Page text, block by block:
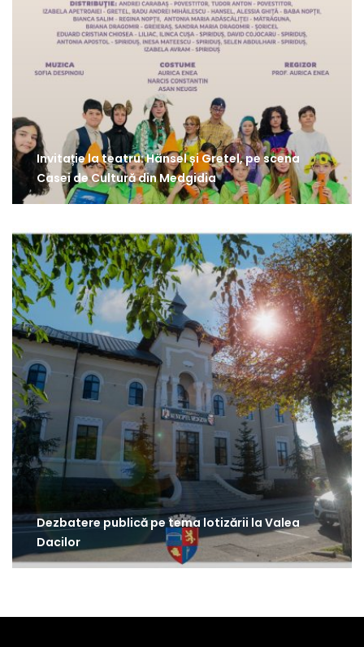
Invitație la teatru: Hänsel și Gretel, pe scena
Casei de Cultură din Medgidia
Dezbatere publică pe tema lotizării la Valea
Dacilor